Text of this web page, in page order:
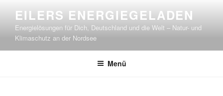
springen
EILERS ENERGIEGELADEN
Energielösungen für Dich, Deutschland und die Welt – Natur- und
Klimaschutz an der Nordsee
Menü